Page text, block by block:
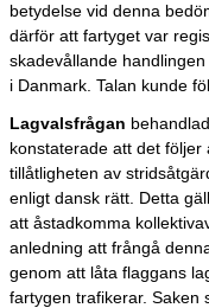
betydelse vid denna
därför att fartyget var
skadevållande
i Danmark. Talan kunde
Lagvalsfrågan
konstaterade att det
tillåtligheten av
enligt dansk rätt. Detta
att åstadkomma
anledning att frångå
genom att låta flaggans
fartygen trafikerar. Saken